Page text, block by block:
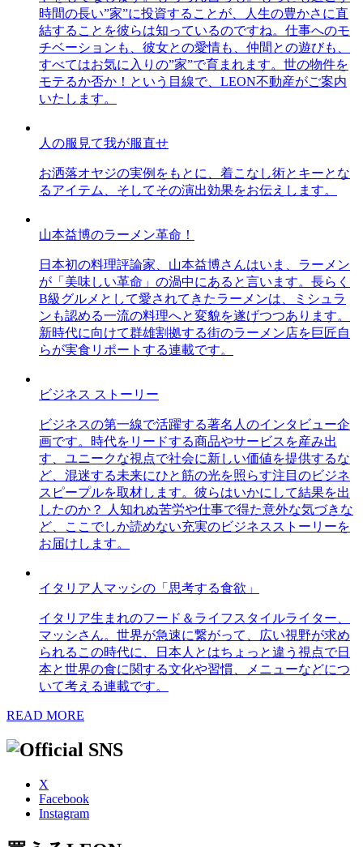
時間の長い”家”に投資することが、人生の豊かさに直
結することを彼らは知っているのですね。仕事へのモ
チベーションも、彼女との愛情も、仲間との遊びも、
すべてはお気に入りの”家”で育まれます。世の物件を
モテるか否か！という目線で、LEON不動産がご案内
いたします。
人の服見て我が服直せ
お洒落オヤジの実例をもとに、着こなし術とキーとな
るアイテム、そしてその演出効果をお伝えします。
山本益博のラーメン革命！
日本初の料理評論家、山本益博さんはいま、ラーメン
が「美味しい革命」の渦中にあると言います。長らく
B級グルメとして愛されてきたラーメンは、ミシュラ
ンも認める一流の料理へと変貌を遂げつつあります。
新時代に向けて群雄割拠する街のラーメン店を巨匠自
らが実食リポートする連載です。
ビジネス ストーリー
ビジネスの第一線で活躍する著名人のインタビュー企
画です。時代をリードする商品やサービスを産み出
す、ユニークな視点で社会に新しい価値を提供するな
ど、混迷する未来にひと筋の光を照らす注目のビジネ
スピープルを取材します。彼らはいかにして結果を出
したのか？ 人知れぬ苦労や仕事で得た意外な気づきな
ど、ここでしか読めない充実のビジネスストーリーを
お届けします。
イタリア人マッシの「思考する食欲」
イタリア生まれのフード＆ライフスタイルライター、
マッシさん。世界が急速に繋がって、広い視野が求め
られるこの時代に、日本人とはちょっと違う視点で日
本と世界の食に関する文化や習慣、メニューなどにつ
いて考える連載です。
READ MORE
X
Facebook
Instagram